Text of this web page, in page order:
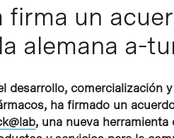
un
alemana a-
desarrollo, comercialización
ha firmado un
, una nueva